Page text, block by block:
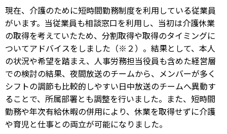
現在、介護のために短時間勤務制度を利用している従業員
がいます。当従業員も相談窓口を利用し、当初は介護休業
の取得を考えていたため、分割取得や取得のタイミングに
ついてアドバイスをしました（※２）。結果として、本人
の状況や希望を踏まえ、人事労務担当役員も含めた経営層
での検討の結果、夜間放送のチームから、メンバーが多く
シフトの調節も比較的しやすい日中放送のチームへ異動す
ることで、所属部署とも調整を行いました。また、短時間
勤務や年次有給休暇の併用により、休業を取得せずに介護
や育児と仕事との両立が可能になりました。